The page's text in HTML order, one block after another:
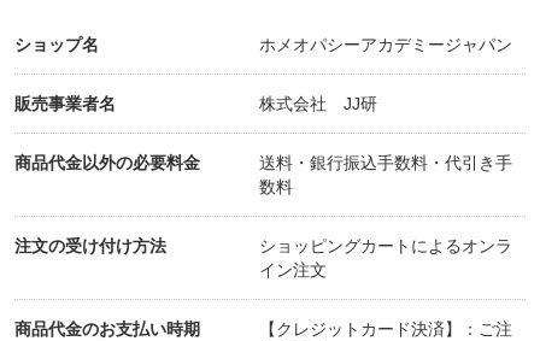
の講義・テキスト・試験その他の一切を英語でHAJa
しました。
🔸HAJapanの三大特徴🔸
特徴１：ホメオパス養成スクールとしてのHANそし
てHAJapanの最大の特徴は、ハーネマンの生涯にわ
ショップ名 ホメオパシーアカデミージャパン
販売事業者名 株式会社 JJ研
商品代金以外の必要料金
送料・銀行振込手数料・代引き手
数料
注文の受け付け方法
ショッピングカートによるオンラ
イン注文
商品代金のお支払い時期
【クレジットカード決済】：ご注